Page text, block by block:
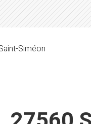
Siméon